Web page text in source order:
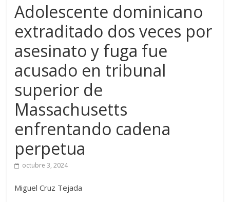
Adolescente dominicano
extraditado dos veces por
asesinato y fuga fue
acusado en tribunal
superior de
Massachusetts
enfrentando cadena
perpetua
octubre 3, 2024
Miguel Cruz Tejada